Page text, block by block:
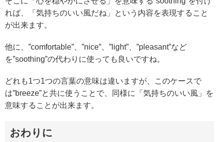
れば、「気持ちのいい風だね」という内容を表現すること
が出来ます。
他に、”comfortable”、”nice”、”light”、”pleasant”など
を”soothing”の代わりに使っても良いですね。
どれも1つ1つの言葉の意味は違いますが、このケースで
は”breeze”と共に使うことで、同様に「気持ちのいい風」を
意味することが出来ます。
おわりに